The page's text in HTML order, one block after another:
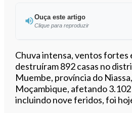
Ouça este artigo
Clique para reproduzir
Ouvir este
Chuva intensa, ventos fortes
destruíram 892 casas no
Muembe, província do
Moçambique, afetando 3.102
incluindo nove feridos, foi